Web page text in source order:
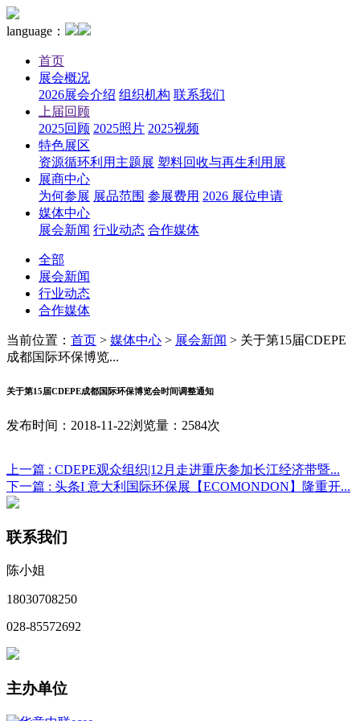
language：
首页
展会概况
2026展会介绍 组织机构 联系我们
上届回顾
2025回顾 2025照片 2025视频
特色展区
资源循环利用主题展 塑料回收与再生利用展
展商中心
为何参展 展品范围 参展费用 2026 展位申请
媒体中心
展会新闻 行业动态 合作媒体
全部
展会新闻
行业动态
合作媒体
当前位置： 首页 > 媒体中心 > 展会新闻 > 关于第15届CDEPE
成都国际环保博览...
关于第15届CDEPE成都国际环保博览会时间调整通知
发布时间：2018-11-22浏览量：2584次
上一篇 : CDEPE观众组织|12月走进重庆参加长江经济带暨...
下一篇 : 头条I 意大利国际环保展【ECOMONDON】隆重开...
联系我们
陈小姐
18030708250
028-85572692
主办单位